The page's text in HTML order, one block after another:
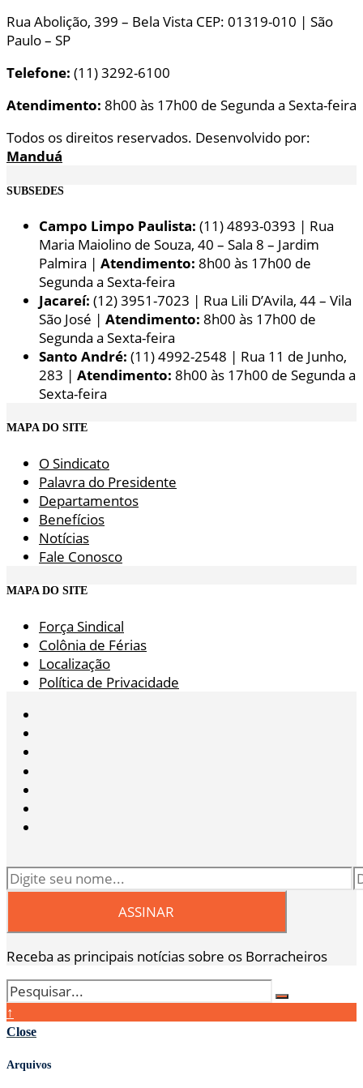
Rua Abolição, 399 – Bela Vista CEP: 01319-010 | São
Paulo – SP
Telefone: (11) 3292-6100
Atendimento: 8h00 às 17h00 de Segunda a Sexta-feira
Todos os direitos reservados. Desenvolvido por:
Manduá
SUBSEDES
Campo Limpo Paulista: (11) 4893-0393 | Rua
Maria Maiolino de Souza, 40 – Sala 8 – Jardim
Palmira | Atendimento: 8h00 às 17h00 de
Segunda a Sexta-feira
Jacareí: (12) 3951-7023 | Rua Lili D’Avila, 44 – Vila
São José | Atendimento: 8h00 às 17h00 de
Segunda a Sexta-feira
Santo André: (11) 4992-2548 | Rua 11 de Junho,
283 | Atendimento: 8h00 às 17h00 de Segunda a
Sexta-feira
MAPA DO SITE
O Sindicato
Palavra do Presidente
Departamentos
Benefícios
Notícias
Fale Conosco
MAPA DO SITE
Força Sindical
Colônia de Férias
Localização
Política de Privacidade
Receba as principais notícias sobre os Borracheiros
↑
Close
Arquivos